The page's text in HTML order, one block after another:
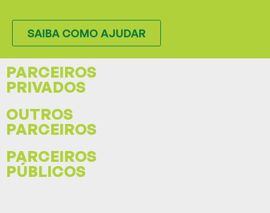
SAIBA COMO AJUDAR
PARCEIROS
PRIVADOS
OUTROS
PARCEIROS
PARCEIROS
PÚBLICOS